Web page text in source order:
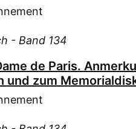
- Band 134
de Paris.
und zum